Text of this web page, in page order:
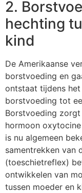
2.
hechting
kind
De Amerikaanse
borstvoeding en
ontstaat tijdens
borstvoeding tot
Borstvoeding
hormoon
is nu algemeen
samentrekken van
(toeschietreflex)
ontwikkelen van
tussen moeder en